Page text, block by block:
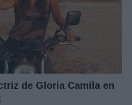
de Gloria Camila en